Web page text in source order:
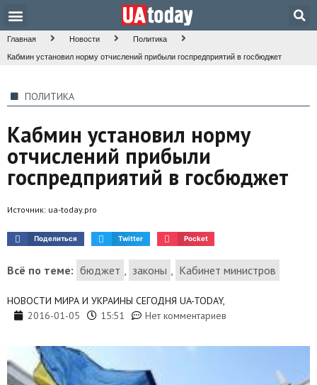
Главная Новости Политика
Кабмин установил норму отчислений прибыли госпредприятий в госбюджет
ПОЛИТИКА
Кабмин установил норму
отчислений прибыли
госпредприятий в госбюджет
Источник: ua-today.pro
Поделиться Twitter Pocket
Всё по теме: бюджет , законы , Кабинет министров
НОВОСТИ МИРА И УКРАИНЫ СЕГОДНЯ UA-TODAY,
2016-01-05
15:51 Нет комментариев